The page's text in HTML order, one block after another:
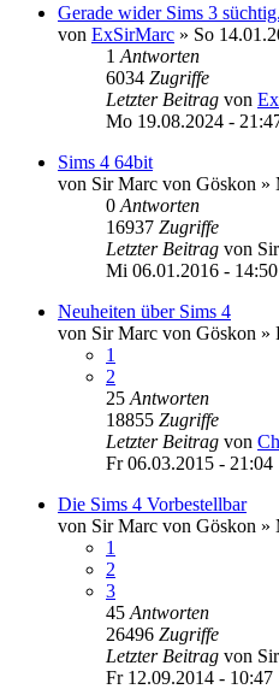
Gerade wider Sims 3 süchtig.
von ExSirMarc » So
1 Antworten
6034 Zugriffe
Letzter Beitrag von
Mo 19.08.2024 -
Sims 4 64bit
von Sir Marc von Göskon »
0 Antworten
16937 Zugriffe
Letzter Beitrag von
Mi 06.01.2016 - 14:50
Neuheiten über Sims 4
von Sir Marc von Göskon »
1
2
25 Antworten
18855 Zugriffe
Letzter Beitrag von
Fr 06.03.2015 - 21:04
Die Sims 4 Vorbestellbar
von Sir Marc von Göskon »
1
2
3
45 Antworten
26496 Zugriffe
Letzter Beitrag von
Fr 12.09.2014 - 10:47